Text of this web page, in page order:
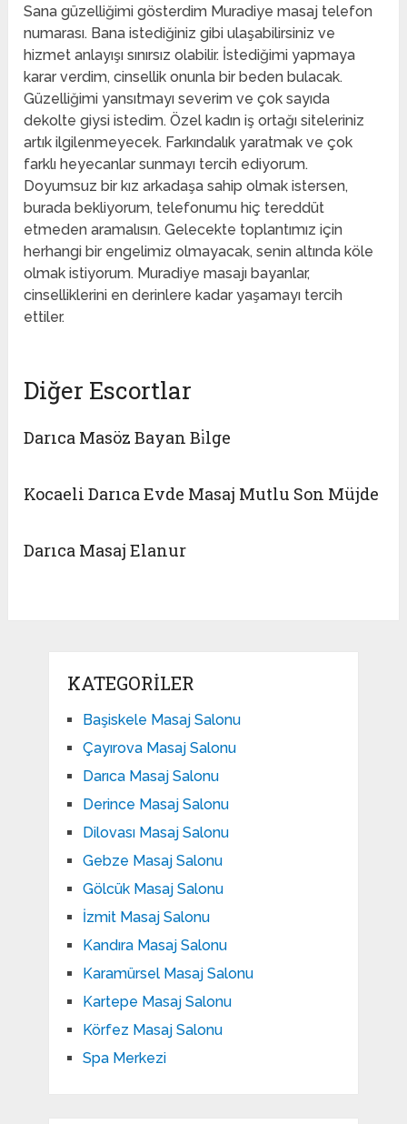
Sana güzelliğimi gösterdim Muradiye masaj telefon
numarası. Bana istediğiniz gibi ulaşabilirsiniz ve
hizmet anlayışı sınırsız olabilir. İstediğimi yapmaya
karar verdim, cinsellik onunla bir beden bulacak.
Güzelliğimi yansıtmayı severim ve çok sayıda
dekolte giysi istedim. Özel kadın iş ortağı siteleriniz
artık ilgilenmeyecek. Farkındalık yaratmak ve çok
farklı heyecanlar sunmayı tercih ediyorum.
Doyumsuz bir kız arkadaşa sahip olmak istersen,
burada bekliyorum, telefonumu hiç tereddüt
etmeden aramalısın. Gelecekte toplantımız için
herhangi bir engelimiz olmayacak, senin altında köle
olmak istiyorum. Muradiye masajı bayanlar,
cinselliklerini en derinlere kadar yaşamayı tercih
ettiler.
Diğer Escortlar
Darıca Masöz Bayan Bi̇lge
Kocaeli Darıca Evde Masaj Mutlu Son Müjde
Darıca Masaj Elanur
KATEGORILER
Başiskele Masaj Salonu
Çayırova Masaj Salonu
Darıca Masaj Salonu
Derince Masaj Salonu
Dilovası Masaj Salonu
Gebze Masaj Salonu
Gölcük Masaj Salonu
İzmit Masaj Salonu
Kandıra Masaj Salonu
Karamürsel Masaj Salonu
Kartepe Masaj Salonu
Körfez Masaj Salonu
Spa Merkezi